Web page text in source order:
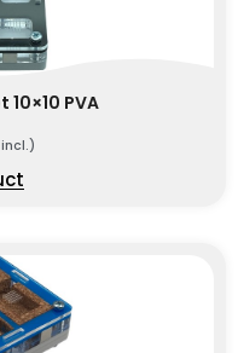
PVA
incl.)